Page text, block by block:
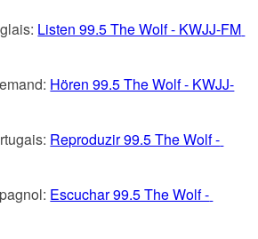
Listen 99.5 The Wolf - KWJJ-FM
Hören 99.5 The Wolf - KWJJ-
Reproduzir 99.5 The Wolf -
Escuchar 99.5 The Wolf -